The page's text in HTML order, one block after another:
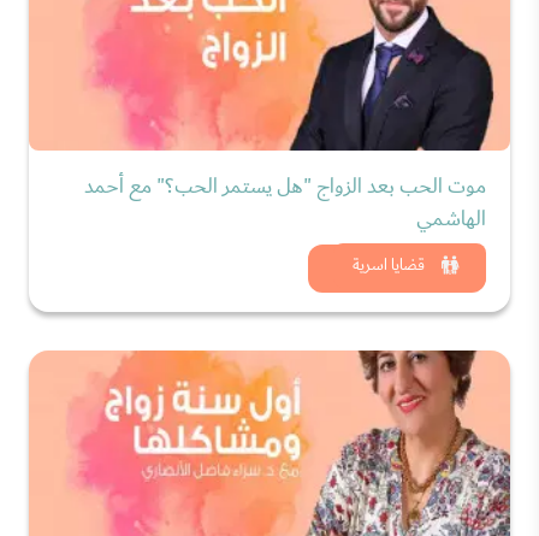
قضايا اسرية
موت الحب بعد الزواج "هل يستمر الحب؟" مع أحمد
الهاشمي
شاهد الان